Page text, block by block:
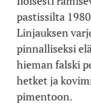
pastissilta
Linjauksen
pinnalliseksi
hieman falski
hetket ja
pimentoon.